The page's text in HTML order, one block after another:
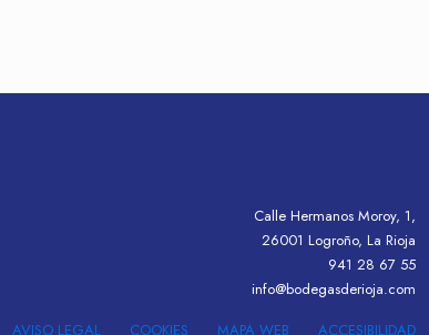
Calle Hermanos Moroy, 1,
26001 Logroño, La Rioja
941 28 67 55
info@bodegasderioja.com
AVISO LEGAL
COOKIES MAPA WEB ACCESIBILIDAD